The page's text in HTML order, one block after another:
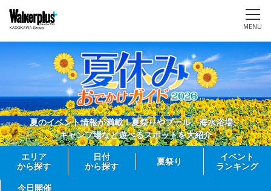
MENU
夏のイベント情報が満載！夏祭りやプール、海水浴場、
キャンプ場など遊べるスポットを大紹介
エリア
から探す
日付
から探す
夏祭り
イベント
ランキング
今日開催